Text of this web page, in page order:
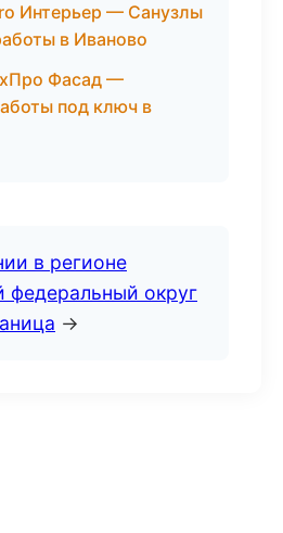
Интерьер — Санузлы
в Иваново
Фасад —
под ключ в
в регионе
федеральный округ
→